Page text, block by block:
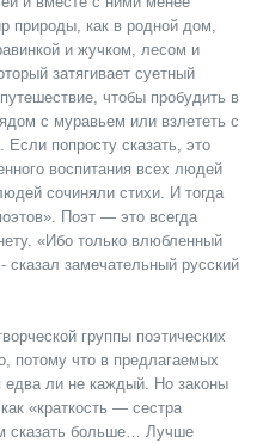
природы, как в родной дом,
и жучком, лесом и
затягивает суетный
чтобы пробудить в
с муравьем или взлететь с
попросту сказать, это
воспитания всех людей
сочиняли стихи. И тогда
Поэт — это всегда
«Ибо только влюбленный
сказал замечательный русский
группы поэтических
потому что в предлагаемых
едва ли не каждый. Но законы
«краткость — сестра
сказать больше… Лучше